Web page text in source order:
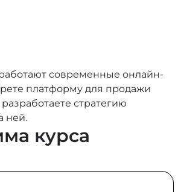
современные онлайн-
платформу для продажи
стратегию
ней.
курса